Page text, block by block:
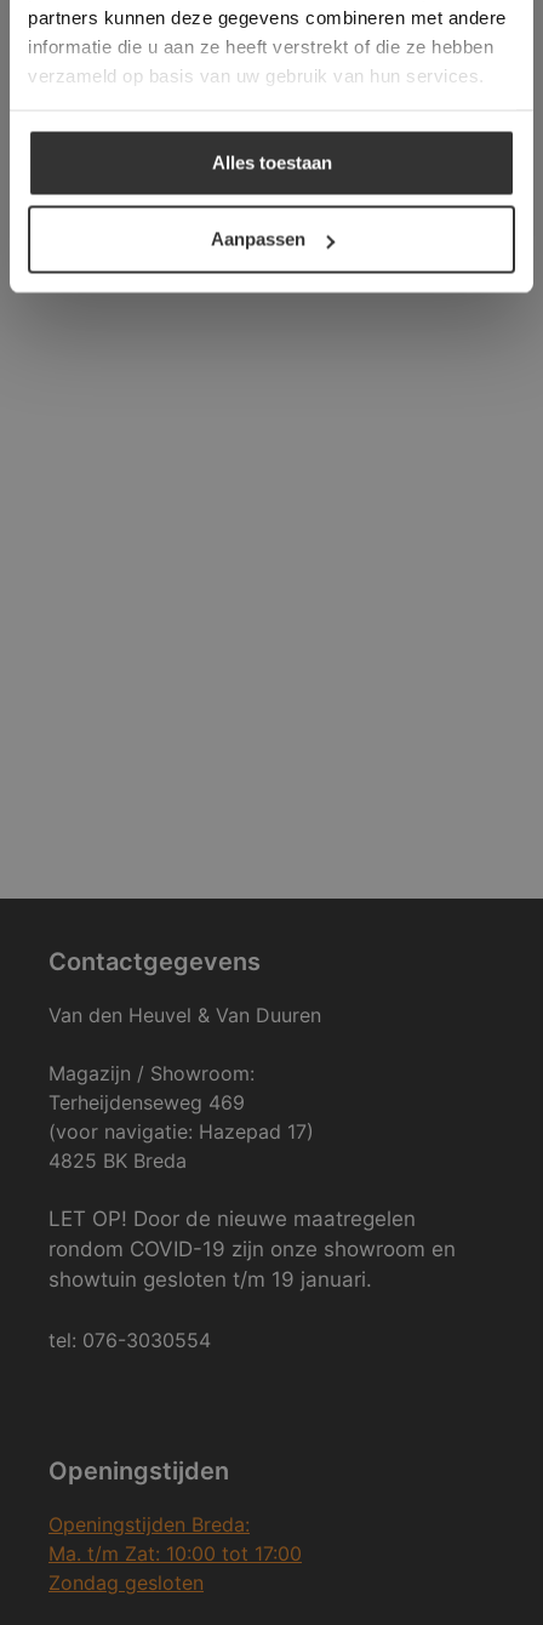
partners kunnen deze gegevens combineren met andere
informatie die u aan ze heeft verstrekt of die ze hebben
verzameld op basis van uw gebruik van hun services.
Alles toestaan
Aanpassen
Contactgegevens
Van den Heuvel & Van Duuren
Magazijn / Showroom:
Terheijdenseweg 469
(voor navigatie: Hazepad 17)
4825 BK Breda
LET OP! Door de nieuwe maatregelen
rondom COVID-19 zijn onze showroom en
showtuin gesloten t/m 19 januari.
tel: 076-3030554
Openingstijden
Openingstijden Breda:
Ma. t/m Zat: 10:00 tot 17:00
Zondag gesloten
verder
ALLES ACCEPTEREN
ALLES AFWIJZEN
DETAILS WEERGEVEN